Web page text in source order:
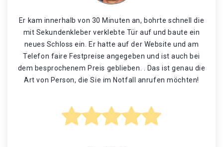
Er kam innerhalb von 30 Minuten an, bohrte schnell die
mit Sekundenkleber verklebte Tür auf und baute ein
neues Schloss ein. Er hatte auf der Website und am
Telefon faire Festpreise angegeben und ist auch bei
dem besprochenem Preis geblieben. . Das ist genau die
Art von Person, die Sie im Notfall anrufen möchten!